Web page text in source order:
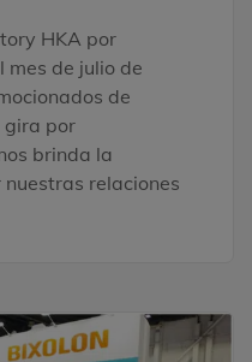
HKA por
mes de julio de
de
gira por
brinda la
relaciones